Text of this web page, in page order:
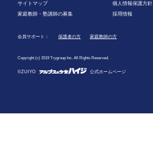
サイトマップ
個人情報保護方針
家庭教師・塾講師の募集
採用情報
会員サポート： 保護者の方 家庭教師の方
Copyright (c) 2019 Trygroup Inc. All Rights Reserved.
©ZUIYO 公式ホームページ